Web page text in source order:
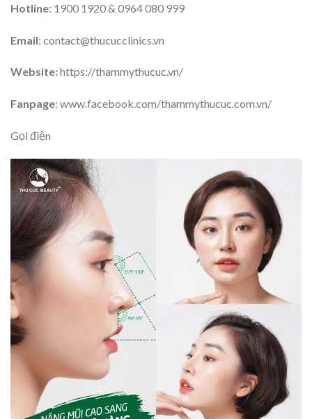
Hotline: 1900 1920 & 0964 080 999
Email: contact@thucucclinics.vn
Website:https://thammythucuc.vn/
Fanpage: www.facebook.com/thammythucuc.com.vn/
Gọi điện